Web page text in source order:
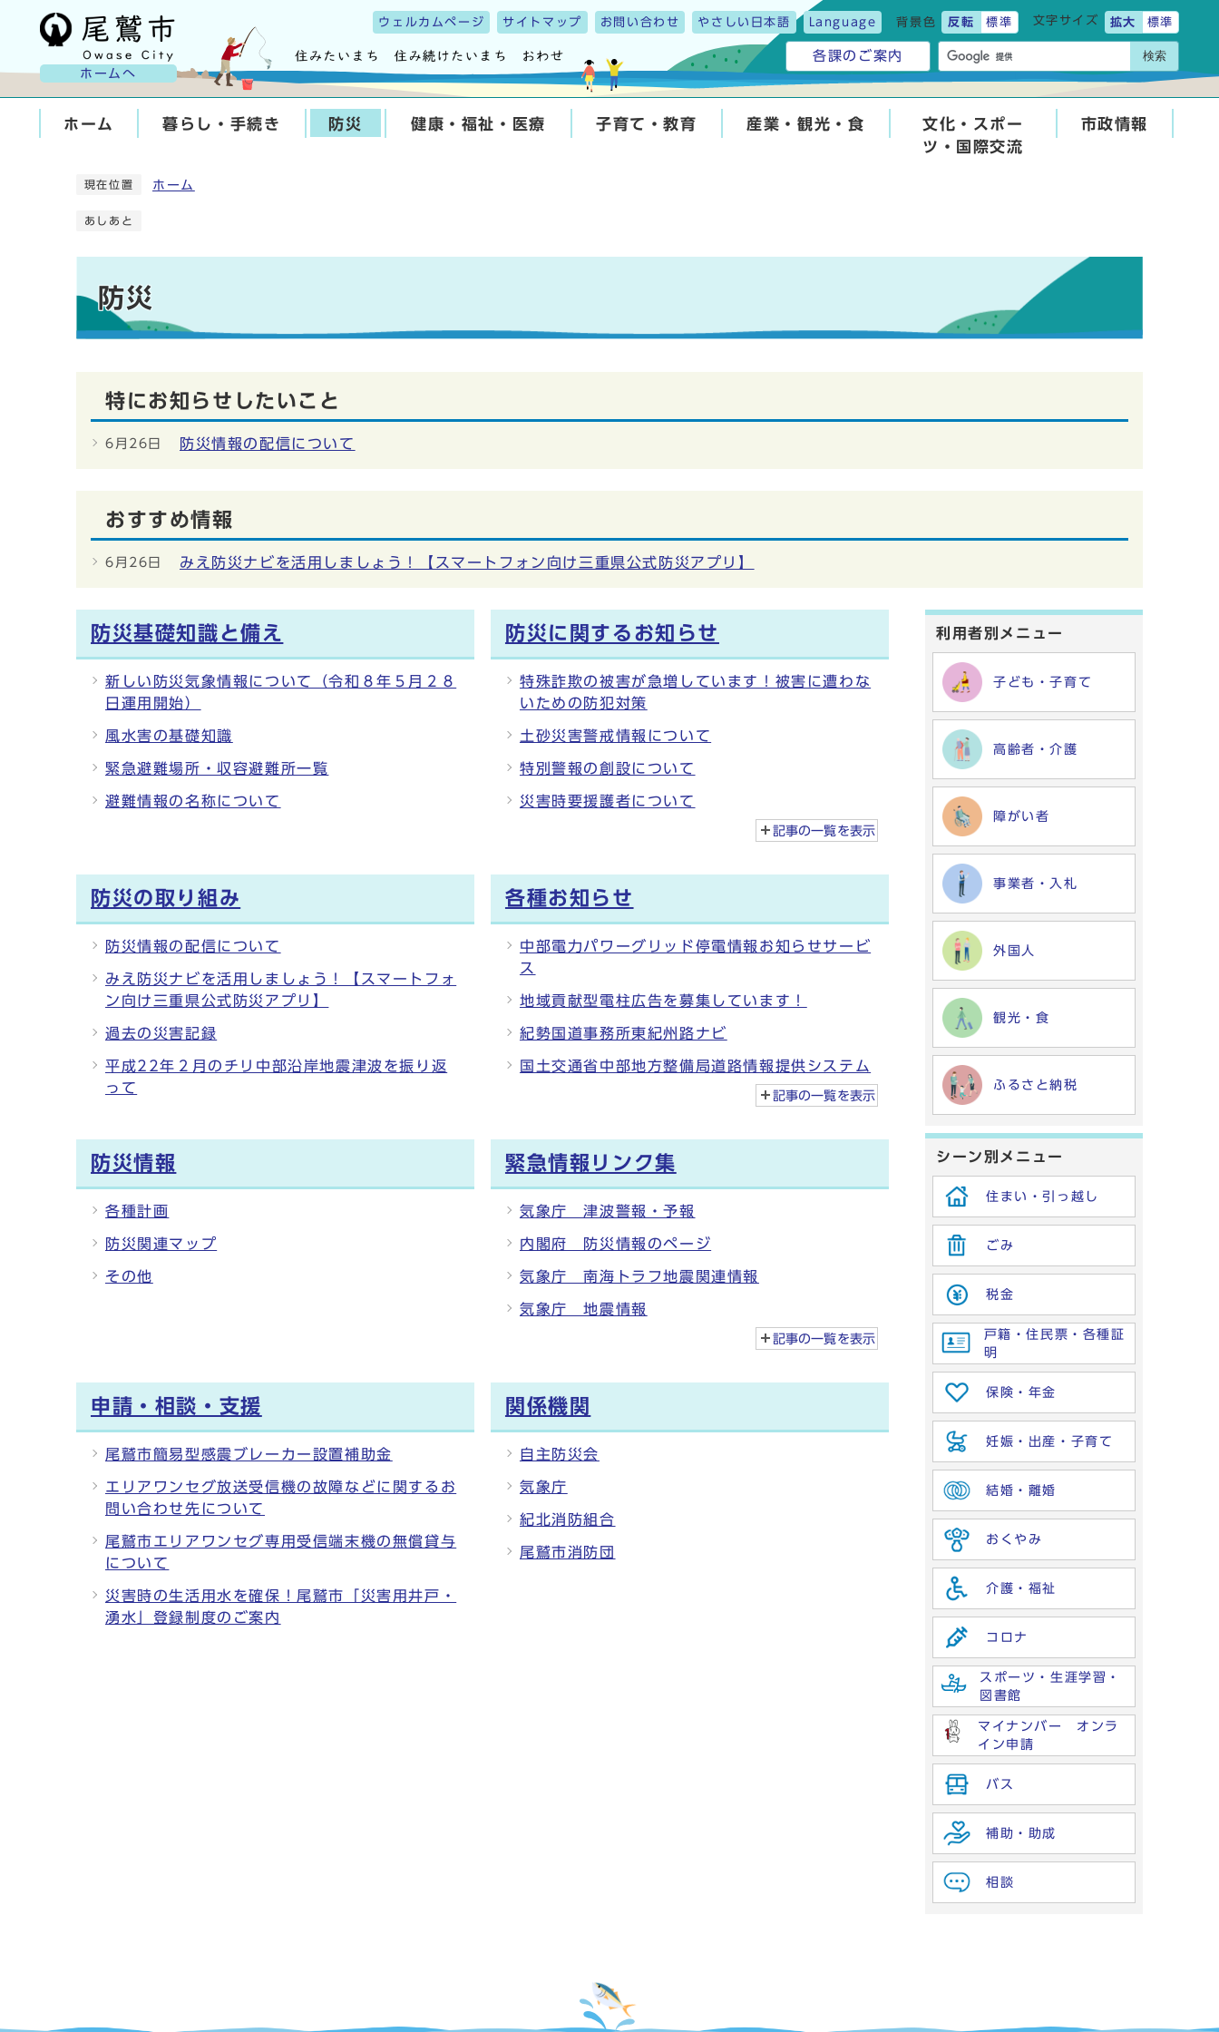
ホームへ
ウェルカムページ サイトマップ お問い合わせ やさしい日本語 Language 背景色 反転 標準 文字サイズ 拡大 標準
各課のご案内 検索
ホーム 暮らし・手続き 防災 健康・福祉・医療 子育て・教育 産業・観光・食
文化・スポー
ツ・国際交流
市政情報
現在位置 ホーム
あしあと
防災
特にお知らせしたいこと
6月26日 防災情報の配信について
おすすめ情報
6月26日 みえ防災ナビを活用しましょう！【スマートフォン向け三重県公式防災アプリ】
防災基礎知識と備え
新しい防災気象情報について（令和８年５月２８
日運用開始）
風水害の基礎知識
緊急避難場所・収容避難所一覧
避難情報の名称について
防災に関するお知らせ
特殊詐欺の被害が急増しています！被害に遭わな
いための防犯対策
土砂災害警戒情報について
特別警報の創設について
災害時要援護者について
記事の一覧を表示
防災の取り組み
防災情報の配信について
みえ防災ナビを活用しましょう！【スマートフォ
ン向け三重県公式防災アプリ】
過去の災害記録
平成22年２月のチリ中部沿岸地震津波を振り返
って
各種お知らせ
中部電力パワーグリッド停電情報お知らせサービ
ス
地域貢献型電柱広告を募集しています！
紀勢国道事務所東紀州路ナビ
国土交通省中部地方整備局道路情報提供システム
記事の一覧を表示
防災情報
各種計画
防災関連マップ
その他
緊急情報リンク集
気象庁 津波警報・予報
内閣府 防災情報のページ
気象庁 南海トラフ地震関連情報
気象庁 地震情報
記事の一覧を表示
申請・相談・支援
尾鷲市簡易型感震ブレーカー設置補助金
エリアワンセグ放送受信機の故障などに関するお
問い合わせ先について
尾鷲市エリアワンセグ専用受信端末機の無償貸与
について
災害時の生活用水を確保！尾鷲市「災害用井戸・
湧水」登録制度のご案内
関係機関
自主防災会
気象庁
紀北消防組合
尾鷲市消防団
利用者別メニュー
子ども・子育て
高齢者・介護
障がい者
事業者・入札
外国人
観光・食
ふるさと納税
シーン別メニュー
住まい・引っ越し
ごみ
税金
戸籍・住民票・各種証
明
保険・年金
妊娠・出産・子育て
結婚・離婚
おくやみ
介護・福祉
コロナ
スポーツ・生涯学習・
図書館
マイナンバー オンラ
イン申請
バス
補助・助成
相談